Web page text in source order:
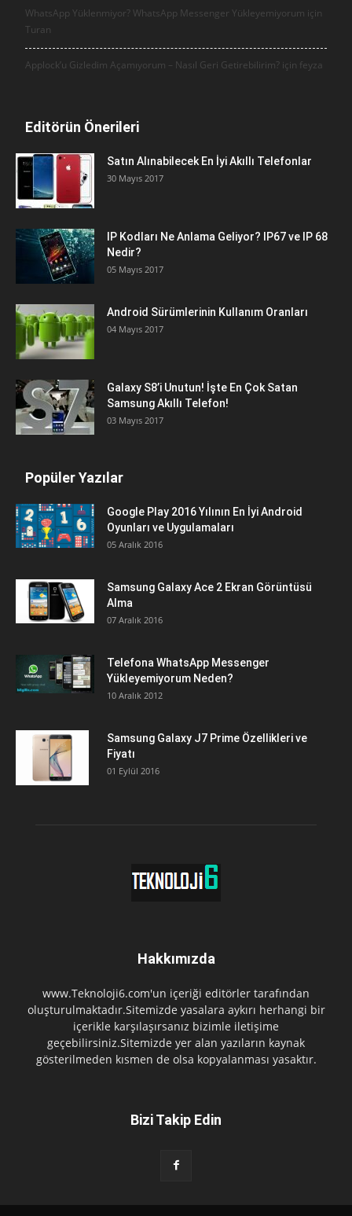
WhatsApp Yüklenmiyor? WhatsApp Messenger Yükleyemiyorum için
Turan
Applock’u Gizledim Açamıyorum – Nasıl Geri Getirebilirim? için feyza
Editörün Önerileri
Satın Alınabilecek En İyi Akıllı Telefonlar
30 Mayıs 2017
IP Kodları Ne Anlama Geliyor? IP67 ve IP 68
Nedir?
05 Mayıs 2017
Android Sürümlerinin Kullanım Oranları
04 Mayıs 2017
Galaxy S8’i Unutun! İşte En Çok Satan
Samsung Akıllı Telefon!
03 Mayıs 2017
Popüler Yazılar
Google Play 2016 Yılının En İyi Android
Oyunları ve Uygulamaları
05 Aralık 2016
Samsung Galaxy Ace 2 Ekran Görüntüsü
Alma
07 Aralık 2016
Telefona WhatsApp Messenger
Yükleyemiyorum Neden?
10 Aralık 2012
Samsung Galaxy J7 Prime Özellikleri ve
Fiyatı
01 Eylül 2016
Hakkımızda
www.Teknoloji6.com'un içeriği editörler tarafından
oluşturulmaktadır.Sitemizde yasalara aykırı herhangi bir
içerikle karşılaşırsanız bizimle iletişime
geçebilirsiniz.Sitemizde yer alan yazıların kaynak
gösterilmeden kısmen de olsa kopyalanması yasaktır.
Bizi Takip Edin